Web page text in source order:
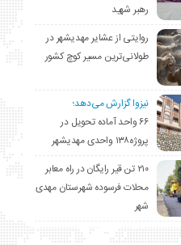
رهبر شهید
روایتی از عشایر مهدیشهر در
طولانی‌ترین مسیر کوچ کشور
نیزوا گزارش می‌دهد؛
۶۶ واحد آماده تحویل در
پروژه۱۳۸ واحدی مهدیشهر
۲۱۰ تن قیر رایگان در راه معابر
محلات فرسوده شهرستان مهدی
شهر